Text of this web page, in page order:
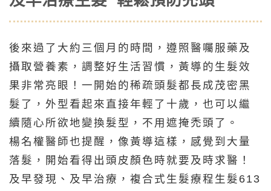
後來過了大約三個月的時間，遵照醫囑服藥及
攝取營養素，調整好生活習慣，黃導的生髮效
果非常亮眼！一開始的稀疏頭髮都長成茂密黑
髮了，外型看起來直接年輕了十歲，也可以繼
續隨心所欲地變換髮型，不用遮掩禿頭了。
楊名權醫師也提醒，像黃導這樣，感覺到大量
落髮，開始看得出頭皮顏色時就要及時求醫！
及早發現、及早治療，複合式生髮療程生髮613